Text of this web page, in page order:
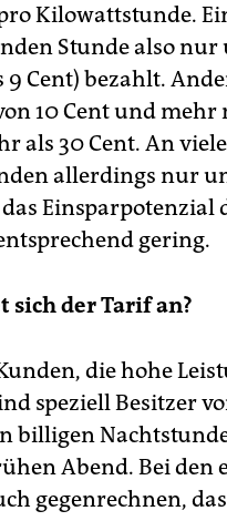
Kilowattstunde.
Stunde also nur
9 Cent) bezahlt.
10 Cent und
als 30 Cent. An
allerdings nur
gering.
sich der Tarif an?
die hohe
speziell Besitzer
billigen
Abend. Bei den
gegenrechnen,